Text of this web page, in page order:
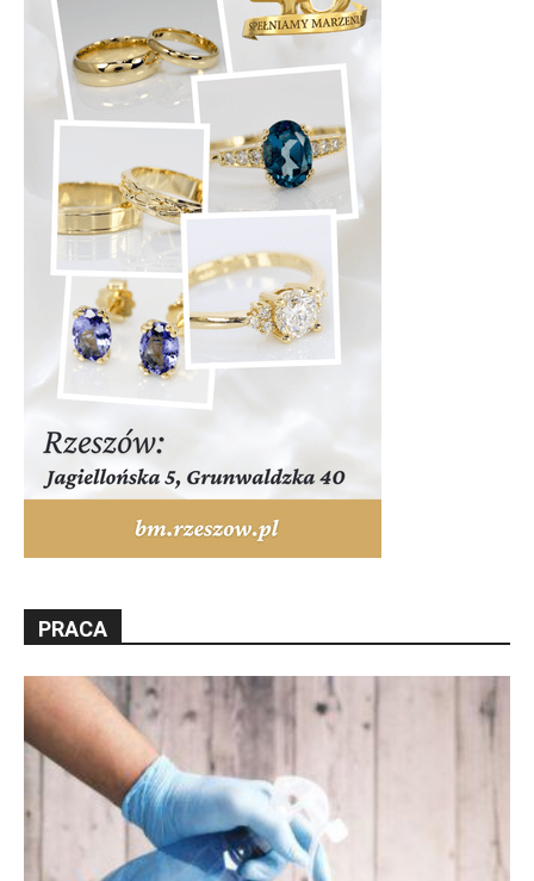
PRACA